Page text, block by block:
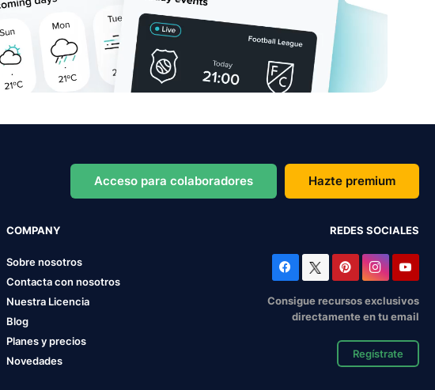
Acceso para colaboradores Hazte premium
COMPANY
Sobre nosotros
Contacta con nosotros
Nuestra Licencia
Blog
Planes y precios
Novedades
REDES SOCIALES
Consigue recursos exclusivos
directamente en tu email
Regístrate